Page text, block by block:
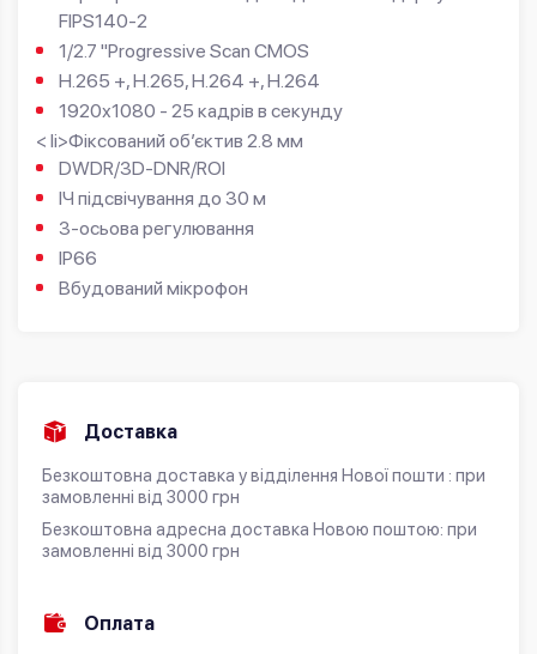
FIPS140-2
1/2.7 "Progressive Scan CMOS
H.265 +, H.265, H.264 +, H.264
1920х1080 - 25 кадрів в секунду
< li>Фіксований об’єктив 2.8 мм
DWDR/3D-DNR/ROI
ІЧ підсвічування до 30 м
3-осьова регулювання
IP66
Вбудований мікрофон
Доставка
Безкоштовна доставка у відділення Нової пошти : при
замовленні від 3000 грн
Безкоштовна адресна доставка Новою поштою: при
замовленні від 3000 грн
Оплата